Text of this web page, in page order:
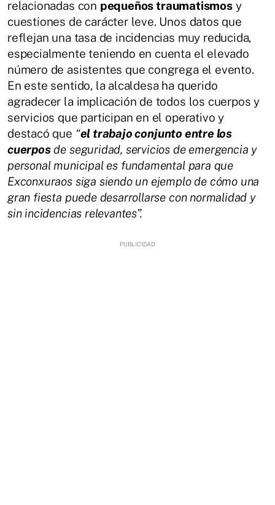
relacionadas con pequeños traumatismosy
cuestiones de carácter leve. Unos datos que
reflejan una tasa de incidencias muy reducida,
especialmente teniendo en cuenta el elevado
número de asistentes que congrega el evento.
En este sentido, la alcaldesa ha querido
agradecer la implicación de todos los cuerpos y
servicios que participan en el operativo y
destacó que “el trabajo conjunto entre los
cuerposde seguridad, servicios de emergencia y
personal municipal es fundamental para que
Exconxuraos siga siendo un ejemplo de cómo una
gran fiesta puede desarrollarse con normalidad y
sin incidencias relevantes”.